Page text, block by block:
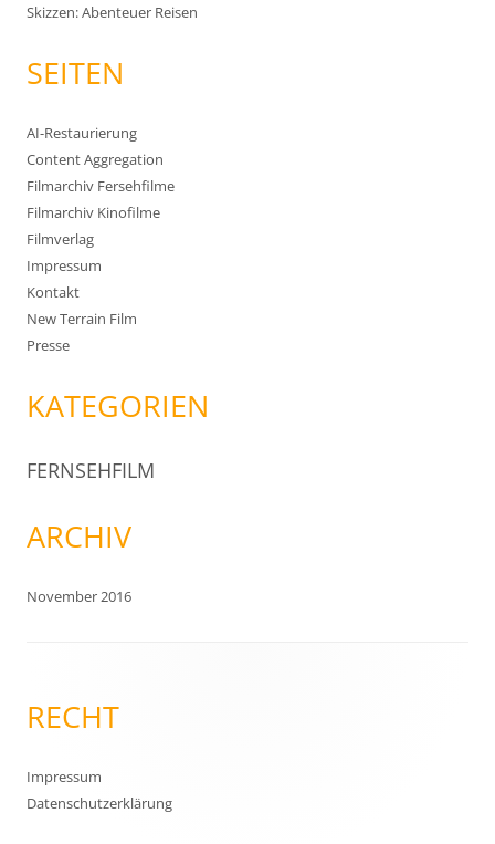
Skizzen: Abenteuer Reisen
SEITEN
AI-Restaurierung
Content Aggregation
Filmarchiv Fersehfilme
Filmarchiv Kinofilme
Filmverlag
Impressum
Kontakt
New Terrain Film
Presse
KATEGORIEN
FERNSEHFILM
ARCHIV
November 2016
RECHT
Impressum
Datenschutzerklärung